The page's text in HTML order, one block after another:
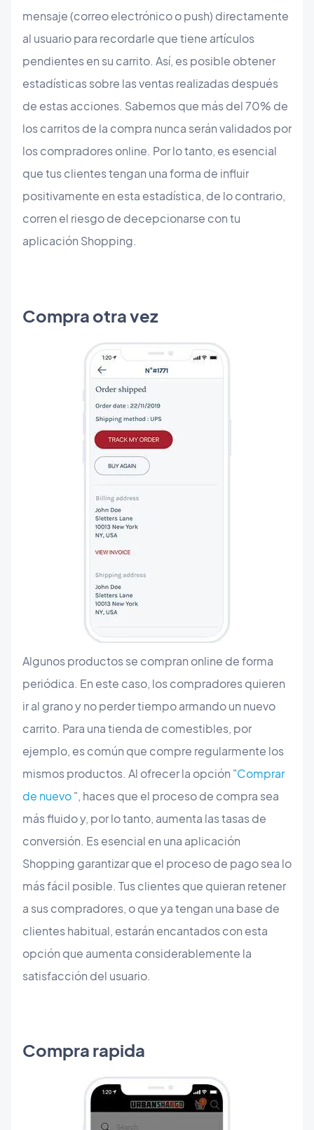
mensaje (correo electrónico o push) directamente
al usuario para recordarle que tiene artículos
pendientes en su carrito. Así, es posible obtener
estadísticas sobre las ventas realizadas después
de estas acciones. Sabemos que más del 70% de
los carritos de la compra nunca serán validados por
los compradores online. Por lo tanto, es esencial
que tus clientes tengan una forma de influir
positivamente en esta estadística, de lo contrario,
corren el riesgo de decepcionarse con tu
aplicación Shopping.
Compra otra vez
Algunos productos se compran online de forma
periódica. En este caso, los compradores quieren
ir al grano y no perder tiempo armando un nuevo
carrito. Para una tienda de comestibles, por
ejemplo, es común que compre regularmente los
mismos productos. Al ofrecer la opción "Comprar
de nuevo", haces que el proceso de compra sea
más fluido y, por lo tanto, aumenta las tasas de
conversión. Es esencial en una aplicación
Shopping garantizar que el proceso de pago sea lo
más fácil posible. Tus clientes que quieran retener
a sus compradores, o que ya tengan una base de
clientes habitual, estarán encantados con esta
opción que aumenta considerablemente la
satisfacción del usuario.
Compra rapida